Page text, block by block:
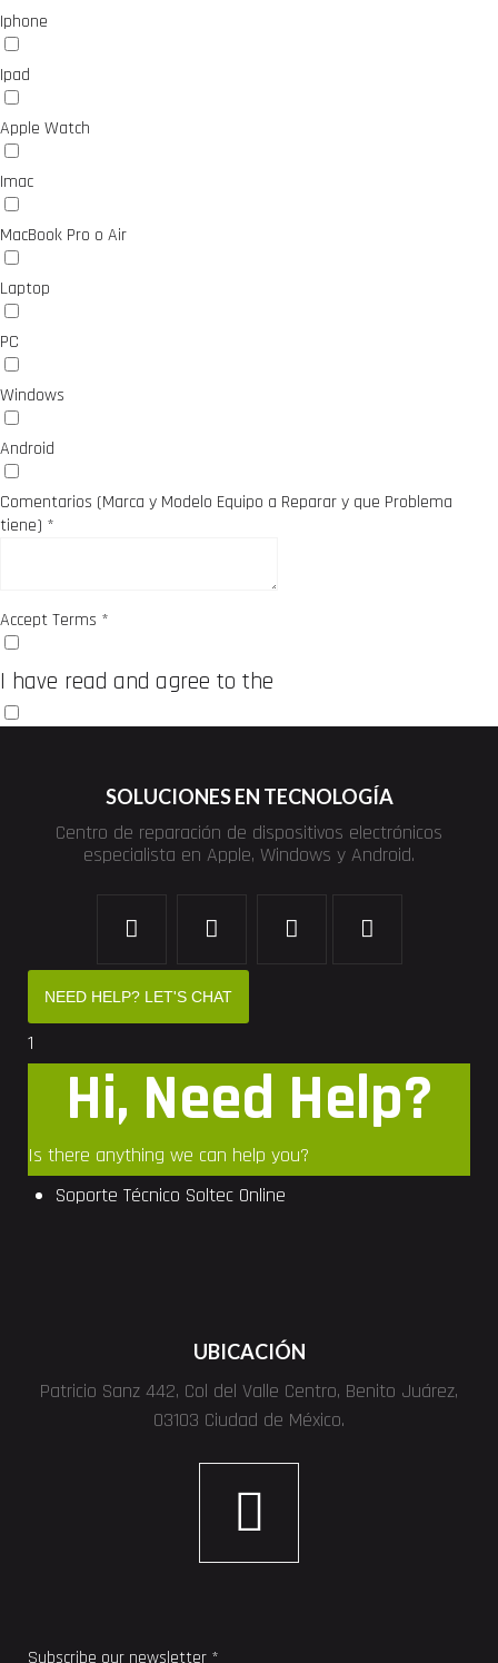
Iphone
Ipad
Apple Watch
Imac
MacBook Pro o Air
Laptop
PC
Windows
Android
Comentarios (Marca y Modelo Equipo a Reparar y que Problema
tiene) *
Accept Terms *
I have read and agree to the
SOLUCIONES EN TECNOLOGÍA
Centro de reparación de dispositivos electrónicos
especialista en Apple, Windows y Android.
NEED HELP? LET'S CHAT
1
Hi, Need Help?
Is there anything we can help you?
Soporte Técnico Soltec Online
UBICACIÓN
Patricio Sanz 442, Col del Valle Centro, Benito Juárez,
03103 Ciudad de México.
Subscribe our newsletter *